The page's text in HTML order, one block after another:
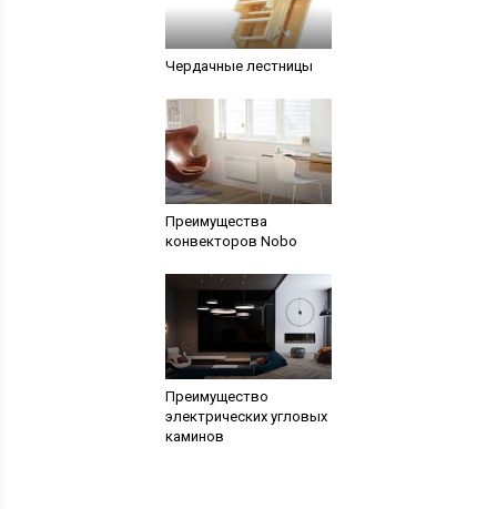
Чердачные лестницы
Преимущества
конвекторов Nobo
Преимущество
электрических угловых
каминов